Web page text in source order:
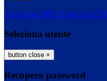
-
Entra con SPID Entra con CIE
Seleziona utente
button close ×
Recupero password